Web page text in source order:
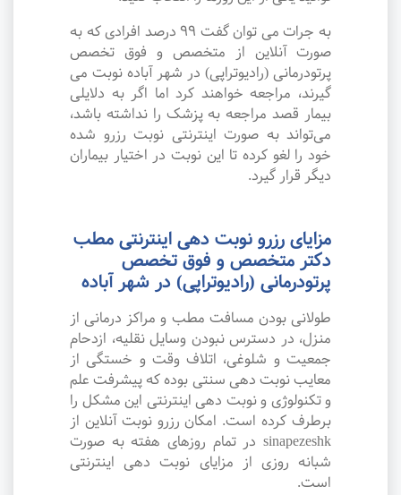
به جرات می‌ توان گفت ۹۹ درصد افرادی که به
صورت آنلاین از متخصص و فوق تخصص
پرتودرمانی (رادیوتراپی) در شهر آباده نوبت می
گیرند، مراجعه خواهند کرد اما اگر به دلایلی
بیمار قصد مراجعه به پزشک را نداشته باشد،
می‌تواند به صورت اینترنتی نوبت رزرو شده
خود را لغو کرده تا این نوبت در اختیار بیماران
دیگر قرار گیرد.
مزایای رزرو نوبت دهی اینترنتی مطب
دکتر متخصص و فوق تخصص
پرتودرمانی (رادیوتراپی) در شهر آباده
طولانی بودن مسافت مطب و مراکز درمانی از
منزل، در دسترس نبودن وسایل نقلیه، ازدحام
جمعیت و شلوغی، اتلاف وقت و خستگی از
معایب نوبت دهی سنتی بوده که پیشرفت علم
و تکنولوژی و نوبت دهی اینترنتی این مشکل را
برطرف کرده است. امکان رزرو نوبت آنلاین از
sinapezeshk در تمام روزهای هفته به صورت
شبانه روزی از مزایای نوبت دهی اینترنتی
است.